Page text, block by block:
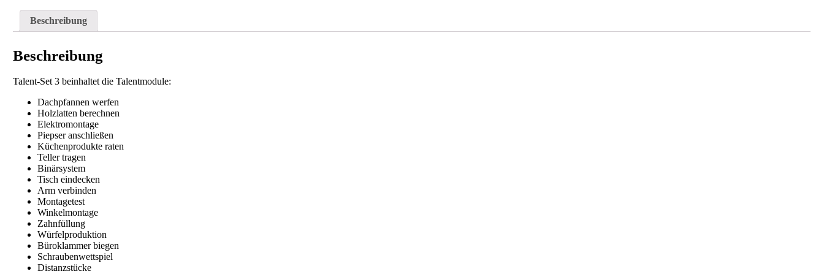
Beschreibung
Beschreibung
Talent-Set 3 beinhaltet die Talentmodule:
Dachpfannen werfen
Holzlatten berechnen
Elektromontage
Piepser anschließen
Küchenprodukte raten
Teller tragen
Binärsystem
Tisch eindecken
Arm verbinden
Montagetest
Winkelmontage
Zahnfüllung
Würfelproduktion
Büroklammer biegen
Schraubenwettspiel
Distanzstücke